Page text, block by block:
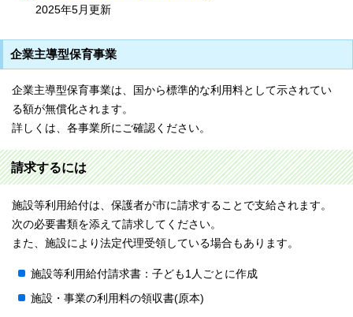
2025年5月更新
企業主導型保育事業
企業主導型保育事業は、国から標準的な利用料として示されてい
る額が無償化されます。
詳しくは、各事業所にご確認ください。
請求するには
施設等利用給付は、保護者が市に請求することで支給されます。
次の必要書類を添えて請求してください。
また、施設により法定代理受領している場合もあります。
施設等利用給付請求書：子ども1人ごとに作成
施設・事業の利用料の領収書(原本)